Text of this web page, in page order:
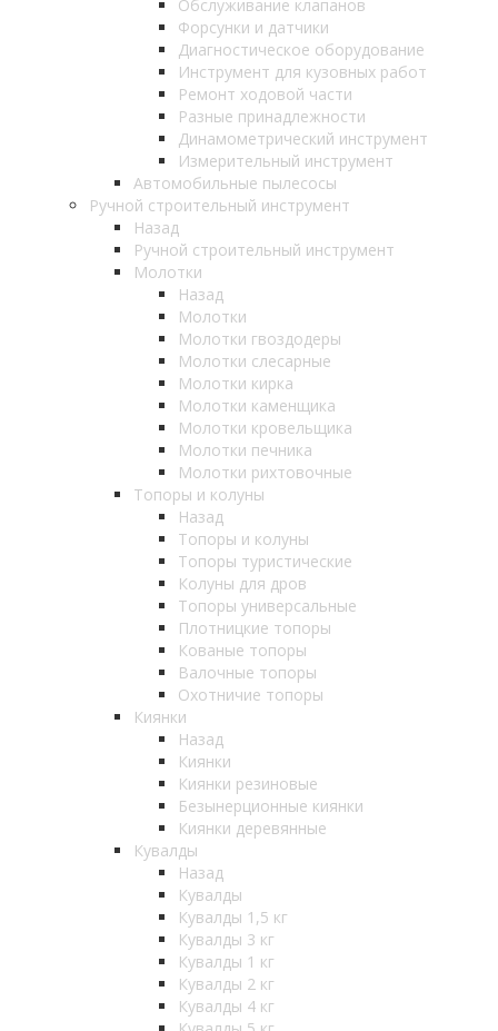
Обслуживание клапанов
Форсунки и датчики
Диагностическое оборудование
Инструмент для кузовных работ
Ремонт ходовой части
Разные принадлежности
Динамометрический инструмент
Измерительный инструмент
Автомобильные пылесосы
Ручной строительный инструмент
Назад
Ручной строительный инструмент
Молотки
Назад
Молотки
Молотки гвоздодеры
Молотки слесарные
Молотки кирка
Молотки каменщика
Молотки кровельщика
Молотки печника
Молотки рихтовочные
Топоры и колуны
Назад
Топоры и колуны
Топоры туристические
Колуны для дров
Топоры универсальные
Плотницкие топоры
Кованые топоры
Валочные топоры
Охотничие топоры
Киянки
Назад
Киянки
Киянки резиновые
Безынерционные киянки
Киянки деревянные
Кувалды
Назад
Кувалды
Кувалды 1,5 кг
Кувалды 3 кг
Кувалды 1 кг
Кувалды 2 кг
Кувалды 4 кг